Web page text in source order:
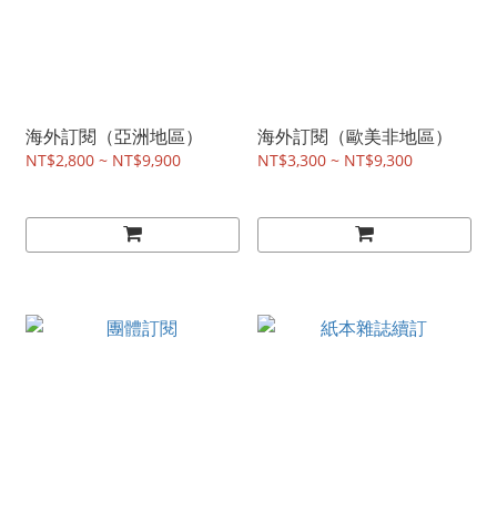
海外訂閱（亞洲地區）
NT$2,800 ~ NT$9,900
海外訂閱（歐美非地區）
NT$3,300 ~ NT$9,300